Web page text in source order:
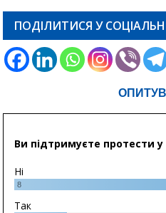
ПОДІЛИТИСЯ У
Ви підтримуєте протести у
Ні
8
Так